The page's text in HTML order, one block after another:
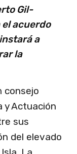
Gil-
acuerdo
a
la
consejo
y Actuación
sus
del elevado